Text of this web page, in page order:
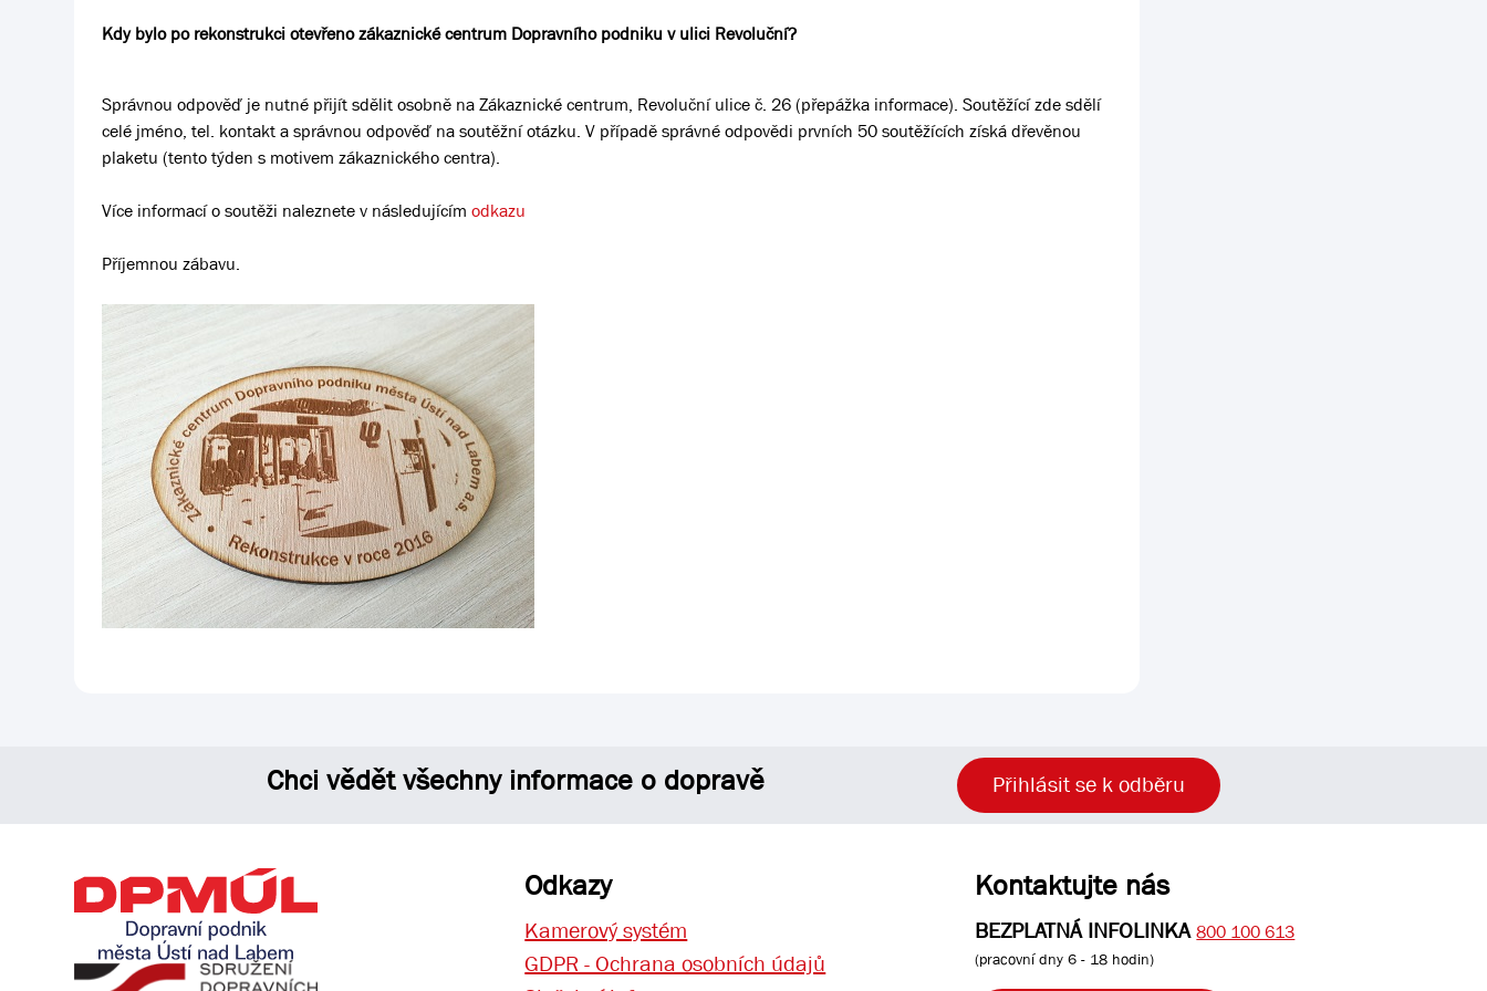
Kdy bylo po rekonstrukci otevřeno zákaznické centrum Dopravního podniku v ulici Revoluční?
Správnou odpověď je nutné přijít sdělit osobně na Zákaznické centrum, Revoluční ulice č. 26 (přepážka informace). Soutěžící zde sdělí
celé jméno, tel. kontakt a správnou odpověď na soutěžní otázku. V případě správné odpovědi prvních 50 soutěžících získá dřevěnou
plaketu (tento týden s motivem zákaznického centra).
Více informací o soutěži naleznete v následujícímodkazu
Příjemnou zábavu.
Chci vědět všechny informace o dopravě Přihlásit se k odběru
Odkazy
Kamerový systém
GDPR - Ochrana osobních údajů
Kontaktujte nás
BEZPLATNÁ INFOLINKA 800 100 613
(pracovní dny 6 - 18 hodin)